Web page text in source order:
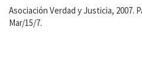
Asociación Verdad y Justicia, 2007.
Mar/15/7.